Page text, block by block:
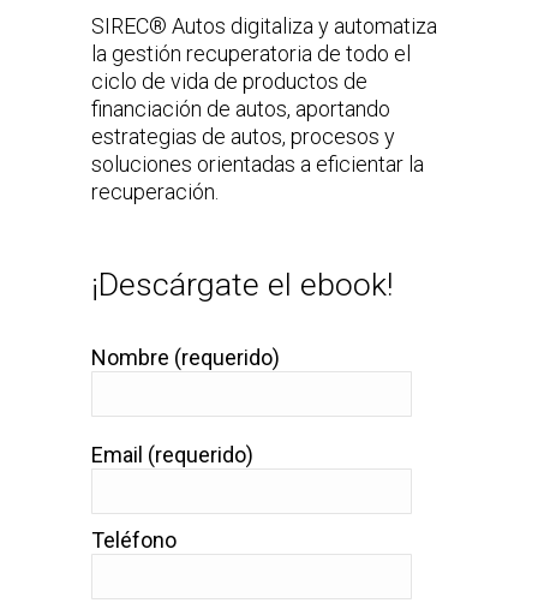
SIREC® Autos digitaliza y automatiza
la gestión recuperatoria de todo el
ciclo de vida de productos de
financiación de autos, aportando
estrategias de autos, procesos y
soluciones orientadas a eficientar la
recuperación.
¡Descárgate el ebook!
Nombre (requerido)
Email (requerido)
Teléfono